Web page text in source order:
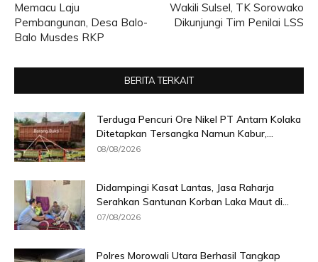
Memacu Laju
Pembangunan, Desa Balo-
Balo Musdes RKP
Wakili Sulsel, TK Sorowako
Dikunjungi Tim Penilai LSS
BERITA TERKAIT
Terduga Pencuri Ore Nikel PT Antam Kolaka
Ditetapkan Tersangka Namun Kabur,...
08/08/2026
Didampingi Kasat Lantas, Jasa Raharja
Serahkan Santunan Korban Laka Maut di...
07/08/2026
Polres Morowali Utara Berhasil Tangkap